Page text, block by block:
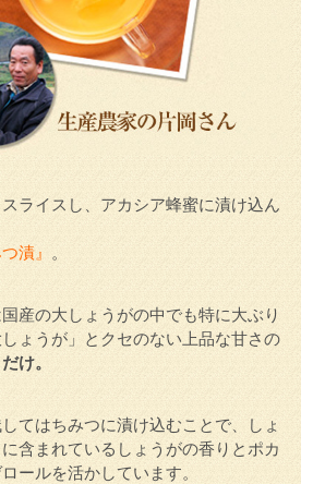
ライスし、アカシア蜂蜜に漬け込ん
漬』 。
産の大しょうがの中でも特に大ぶり
ょうが」とクセのない上品な甘さの
け。
てはちみつに漬け込むことで、しょ
含まれているしょうがの香りとポカ
ールを活かしています。